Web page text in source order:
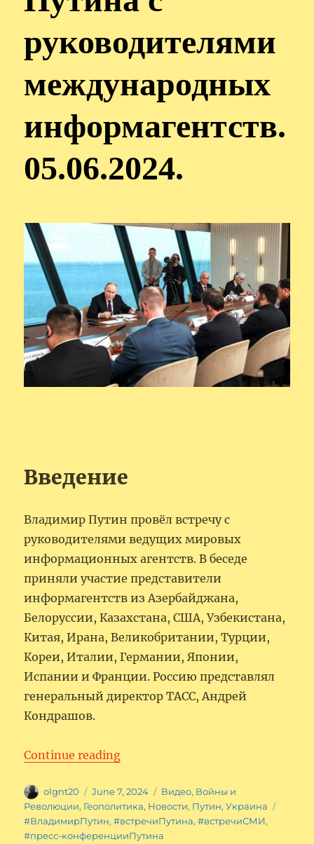
руководителями
международных
информагентств.
05.06.2024.
Введение
Владимир Путин провёл встречу с
руководителями ведущих мировых
информационных агентств. В беседе
приняли участие представители
информагентств из Азербайджана,
Белоруссии, Казахстана, США, Узбекистана,
Китая, Ирана, Великобритании, Турции,
Кореи, Италии, Германии, Японии,
Испании и Франции. Россию представлял
генеральный директор ТАСС, Андрей
Кондрашов.
Continue reading“Встреча Владимира Путина с
Author
olgnt20
Posted
on
June 7, 2024 Categories
Видео, Войны и
Революции, Геополитика, Новости, Путин,Украина
#ВладимирПутин,#встречиПутина,#встречиСМИ,
#пресс-конференцииПутина